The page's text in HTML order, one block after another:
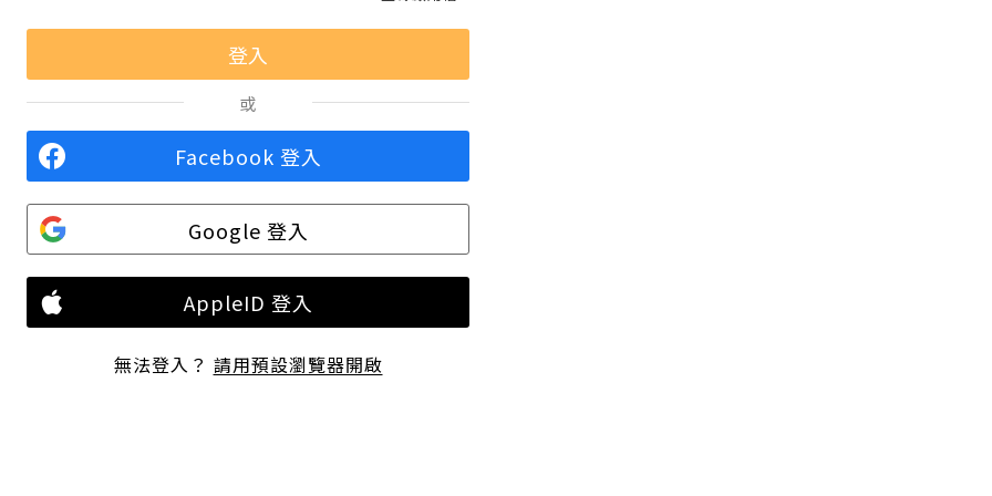
或
Facebook 登入
Google 登入
AppleID 登入
無法登入？ 請用預設瀏覽器開啟